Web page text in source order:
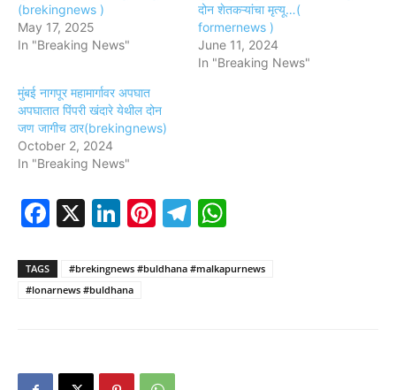
(brekingnews )
May 17, 2025
In "Breaking News"
दोन शेतकऱ्यांचा मृत्यू…(
formernews )
June 11, 2024
In "Breaking News"
मुंबई नागपूर महामार्गावर अपघात
अपघातात पिंपरी खंदारे येथील दोन
जण जागीच ठार(brekingnews)
October 2, 2024
In "Breaking News"
Facebook
X LinkedIn
Pinterest
Telegram
TAGS
#brekingnews #buldhana #malkapurnews
#lonarnews #buldhana